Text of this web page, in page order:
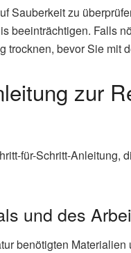
Sauberkeit zu
beeinträchtigen. Falls
bevor Sie mit
zur
für-Schritt-Anleitung,
und des
benötigten